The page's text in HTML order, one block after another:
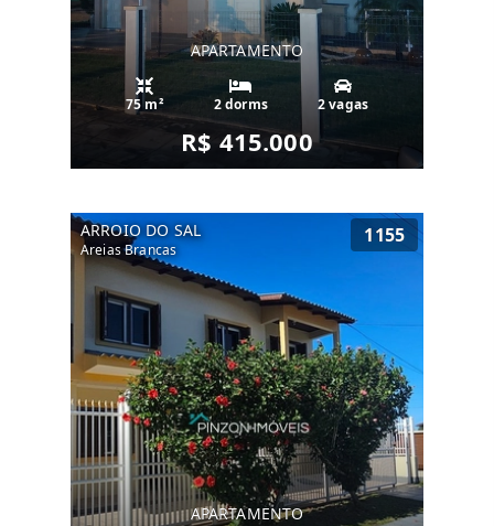
APARTAMENTO
75 m² 2 dorms 2 vagas
R$ 415.000
ARROIO DO SAL
Areias Brancas
1155
APARTAMENTO